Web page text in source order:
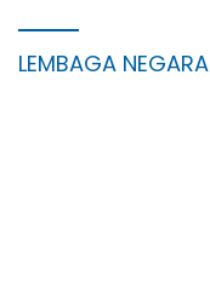
LEMBAGA NEGARA